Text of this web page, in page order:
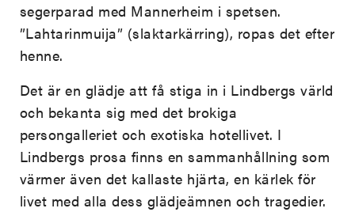
segerparad med Mannerheim i spetsen.
”Lahtarinmuija” (slaktarkärring), ropas det efter
henne.
Det är en glädje att få stiga in i Lindbergs värld
och bekanta sig med det brokiga
persongalleriet och exotiska hotellivet. I
Lindbergs prosa finns en sammanhållning som
värmer även det kallaste hjärta, en kärlek för
livet med alla dess glädjeämnen och tragedier.